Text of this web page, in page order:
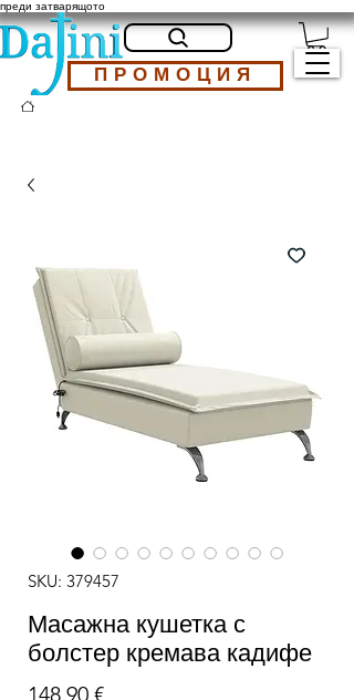
преди затварящото
ПРОМОЦИЯ
SKU: 379457
Масажна кушетка с
болстер кремава кадифе
148,90 €Цена